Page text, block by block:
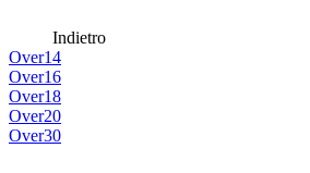
Indietro
Over14
Over16
Over18
Over20
Over30